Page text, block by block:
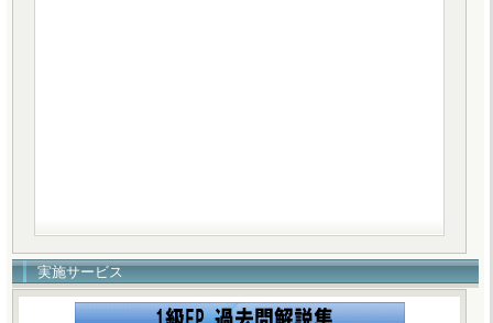
実施サービス